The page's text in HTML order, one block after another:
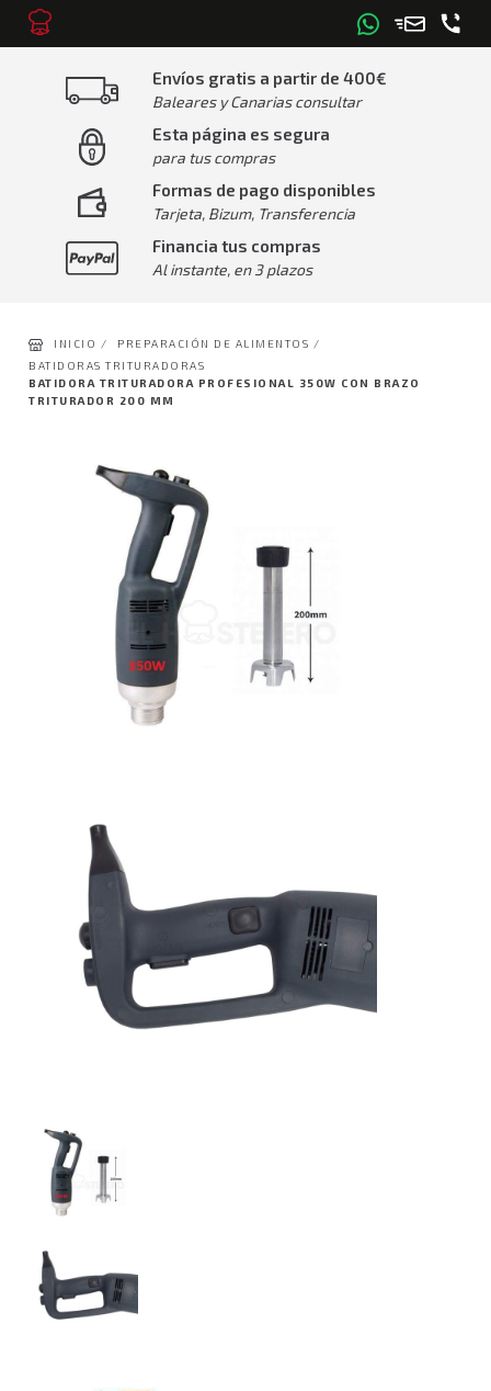
Envíos gratis a partir de 400€
Baleares y Canarias consultar
Esta página es segura
para tus compras
Formas de pago disponibles
Tarjeta, Bizum, Transferencia
Financia tus compras
Al instante, en 3 plazos
INICIO /
PREPARACIÓN DE ALIMENTOS /
BATIDORAS TRITURADORAS
BATIDORA TRITURADORA PROFESIONAL 350W CON BRAZO
TRITURADOR 200 MM